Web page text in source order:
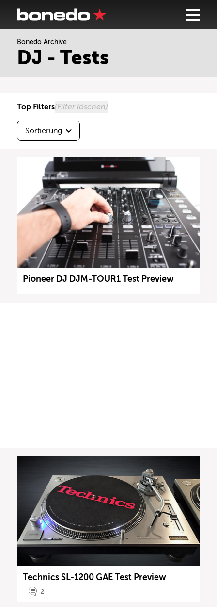
Bonedo Archive
DJ - Tests
Top Filters(Filter löschen)
Sortierung
Sortierung
Neueste zuerst
Pioneer DJ DJM-TOUR1 Test Preview
Technics SL-1200 GAE Test Preview
2